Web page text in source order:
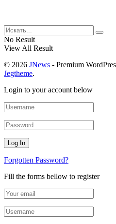
No Result
View All Result
© 2026 JNews - Premium
Jegtheme.
Login to your account below
Forgotten Password?
Fill the forms bellow to register